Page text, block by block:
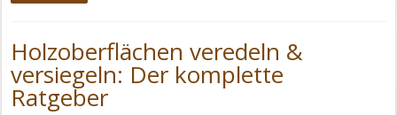
Holzoberflächen veredeln &
versiegeln: Der komplette
Ratgeber